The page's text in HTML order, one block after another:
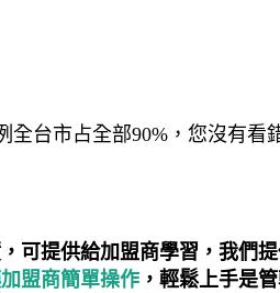
台市占全部90%，您沒有看
可提供給加盟商學習，我們
盟商簡單操作 ，輕鬆上手是